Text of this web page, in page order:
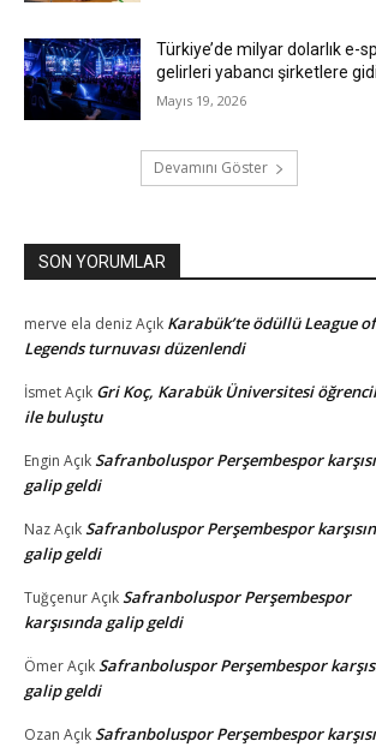
Türkiye’de milyar dolarlık e-
gelirleri yabancı şirketlere
Mayıs 19, 2026
Devamını Göster
SON YORUMLAR
merve ela denizAçık Karabük’te ödüllü League of
Legends turnuvası düzenlendi
İsmetAçık Gri Koç, Karabük Üniversitesi
ile buluştu
Engin AçıkSafranboluspor Perşembespor
galip geldi
NazAçıkSafranboluspor Perşembespor
galip geldi
TuğçenurAçıkSafranboluspor Perşembespor
karşısında galip geldi
ÖmerAçıkSafranboluspor Perşembespor
galip geldi
Ozan AçıkSafranboluspor Perşembespor